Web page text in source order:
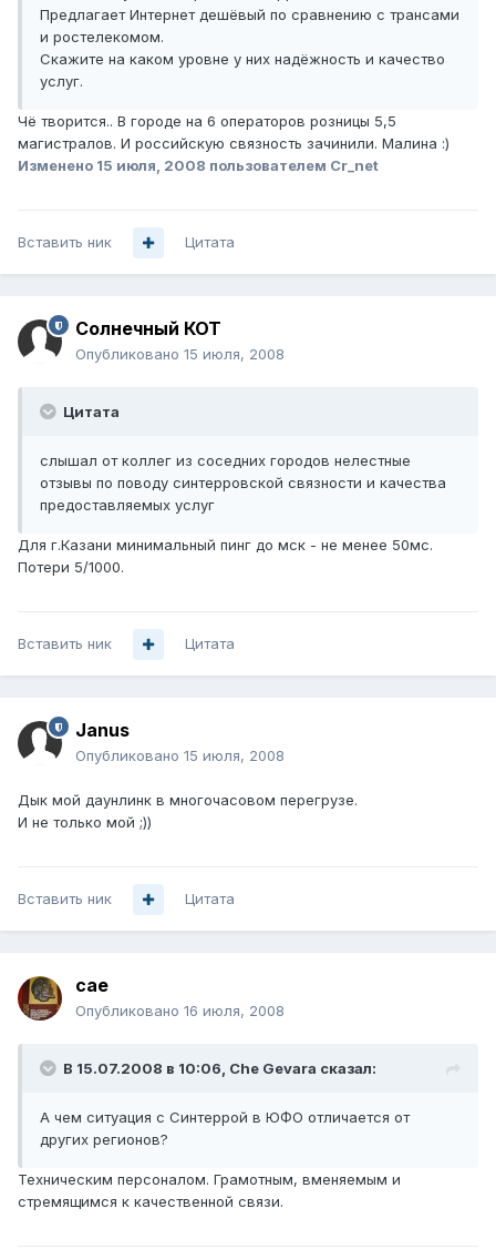
Предлагает Интернет дешёвый по сравнению с трансами
и ростелекомом.
Скажите на каком уровне у них надёжность и качество
услуг.
Чё творится.. В городе на 6 операторов розницы 5,5
магистралов. И российскую связность зачинили. Малина :)
Изменено 15 июля, 2008 пользователем Cr_net
Вставить ник Цитата
Солнечный КОТ
Опубликовано 15 июля, 2008
Цитата
слышал от коллег из соседних городов нелестные
отзывы по поводу синтерровской связности и качества
предоставляемых услуг
Для г.Казани минимальный пинг до мск - не менее 50мс.
Потери 5/1000.
Вставить ник Цитата
Janus
Опубликовано 15 июля, 2008
Дык мой даунлинк в многочасовом перегрузе.
И не только мой ;))
Вставить ник Цитата
cae
Опубликовано 16 июля, 2008
В 15.07.2008 в 10:06, Che Gevara сказал:
А чем ситуация с Синтеррой в ЮФО отличается от
других регионов?
Техническим персоналом. Грамотным, вменяемым и
стремящимся к качественной связи.